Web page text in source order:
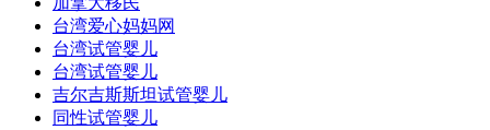
台湾爱心妈妈网
台湾试管婴儿
台湾试管婴儿
吉尔吉斯斯坦试管婴儿
同性试管婴儿